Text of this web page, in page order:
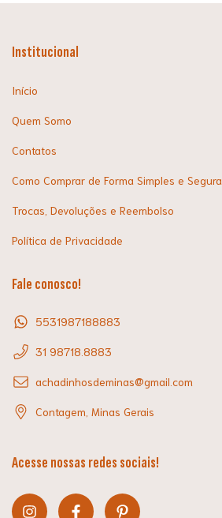
Institucional
Início
Quem Somo
Contatos
Como Comprar de Forma Simples e Segura
Trocas, Devoluções e Reembolso
Política de Privacidade
Fale conosco!
5531987188883
31 98718.8883
achadinhosdeminas@gmail.com
Contagem, Minas Gerais
Acesse nossas redes sociais!